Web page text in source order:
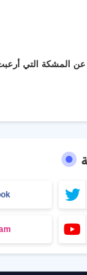
المشكة التي